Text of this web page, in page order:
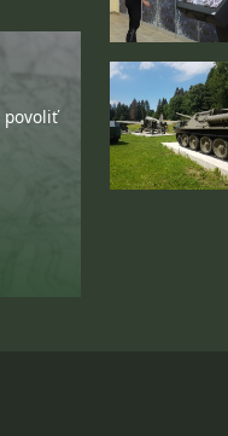
povoliť